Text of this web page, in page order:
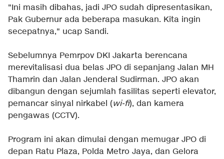
"Ini masih dibahas, jadi JPO sudah dipresentasikan,
Pak Gubernur ada beberapa masukan. Kita ingin
secepatnya," ucap Sandi.
Sebelumnya Pemrpov DKI Jakarta berencana
merevitalisasi dua belas JPO di sepanjang Jalan MH
Thamrin dan Jalan Jenderal Sudirman. JPO akan
dibangun dengan sejumlah fasilitas seperti elevator,
pemancar sinyal nirkabel (wi-fi), dan kamera
pengawas (CCTV).
Program ini akan dimulai dengan memugar JPO di
depan Ratu Plaza, Polda Metro Jaya, dan Gelora